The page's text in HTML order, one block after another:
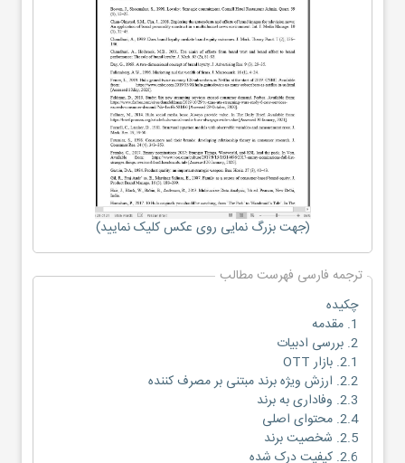
(جهت بزرگ نمایی روی عکس کلیک نمایید)
ترجمه فارسی فهرست مطالب
چکیده
1. مقدمه
2. بررسی ادبیات
2.1. بازار OTT
2.2. ارزش ویژه برند مبتنی بر مصرف کننده
2.3. وفاداری به برند
2.4. محتوای اصلی
2.5. شخصیت برند
2.6. کیفیت درک شده